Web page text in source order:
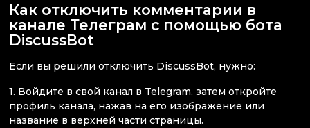
Как отключить комментарии в
канале Телеграм с помощью бота
DiscussBot
Если вы решили отключить DiscussBot, нужно:
1. Войдите в свой канал в Telegram, затем откройте
профиль канала, нажав на его изображение или
название в верхней части страницы.